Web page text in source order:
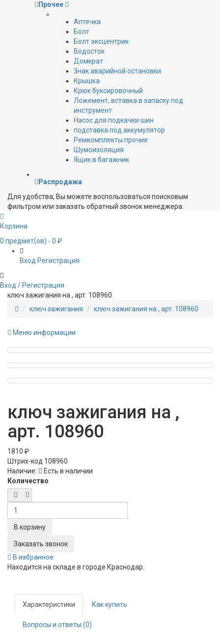
Прочее
Аптечка
Болт
Болт эксцентрик
Водосток
Домкрат
Знак аварийной остановки
Крышка
Крюк буксировочный
Ложемент, вставка в запаску под
инструмент
Насос для подкачки шин
подставка под аккумулятор
Ремкомплекты прочие
Шумоизоляция
Ящик в багажник
Распродажа
Для удобства, Вы можете воспользоваться поисковым
фильтром или заказать обратный звонок менеджера.
Корзина
0 предмет(ов) - 0 ₽
Вход Регистрация
Вход / Регистрация
ключ зажигания на , арт. 108960
ключ зажигания
ключ зажигания на , арт. 108960
Меню информации
ключ зажигания на ,
арт. 108960
1810 ₽
Штрих-код 108960
Наличие:
Есть в наличии
Количество
Заказать звонок
В избранное
Находится на складе в городе Краснодар
Характеристики Как купить
Вопросы и ответы (0)